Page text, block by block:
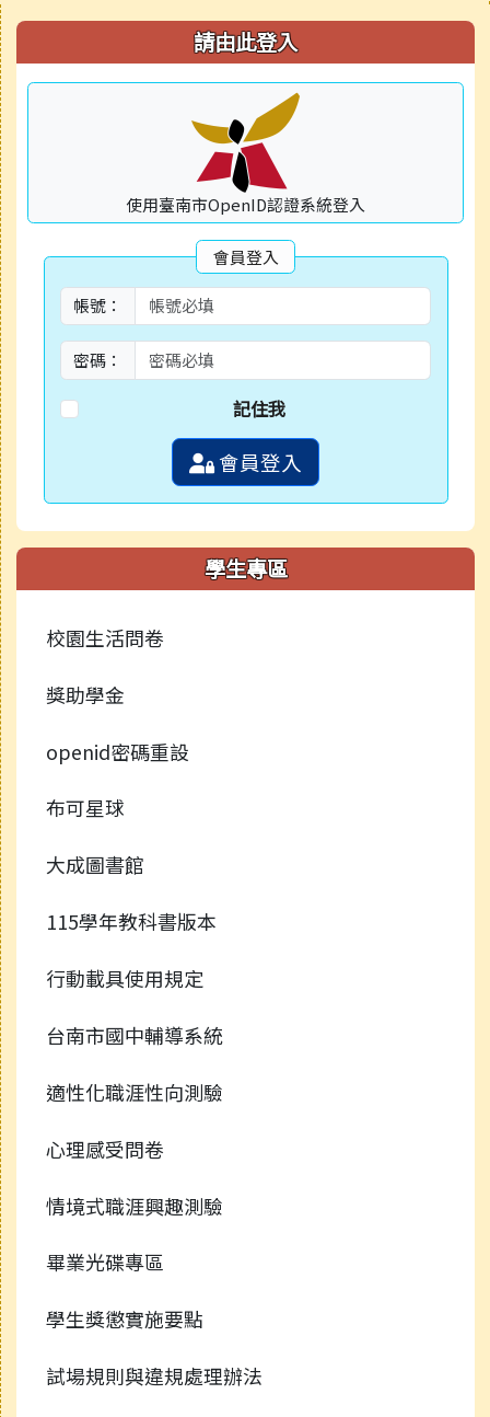
右邊區域內容 請由此登入
使用臺南市OpenID認證系統登入
會員登入
帳號：
密碼：
記住我
會員登入
學生專區
校園生活問卷
獎助學金
openid密碼重設
布可星球
大成圖書館
115學年教科書版本
行動載具使用規定
台南市國中輔導系統
適性化職涯性向測驗
心理感受問卷
情境式職涯興趣測驗
畢業光碟專區
學生獎懲實施要點
試場規則與違規處理辦法